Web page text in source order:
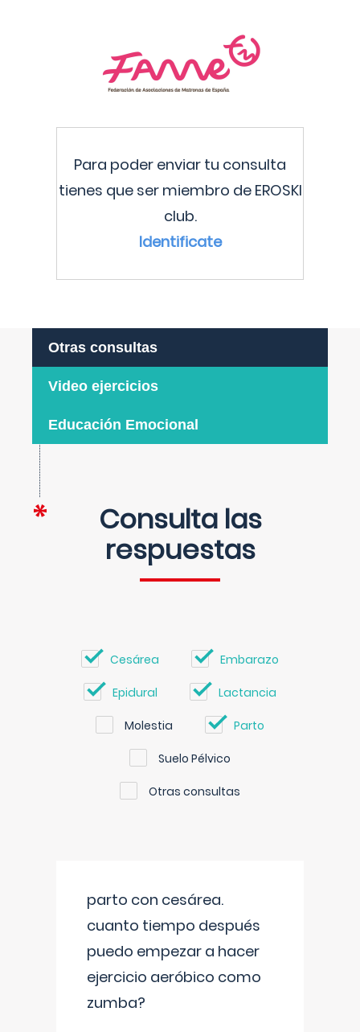
Para poder enviar tu consulta
tienes que ser miembro de EROSKI
club.
Identificate
Otras consultas
Video ejercicios
Educación Emocional
Consulta las
respuestas
Cesárea Embarazo
Epidural Lactancia
Molestia Parto
Suelo Pélvico
Otras consultas
parto con cesárea.
cuanto tiempo después
puedo empezar a hacer
ejercicio aeróbico como
zumba?